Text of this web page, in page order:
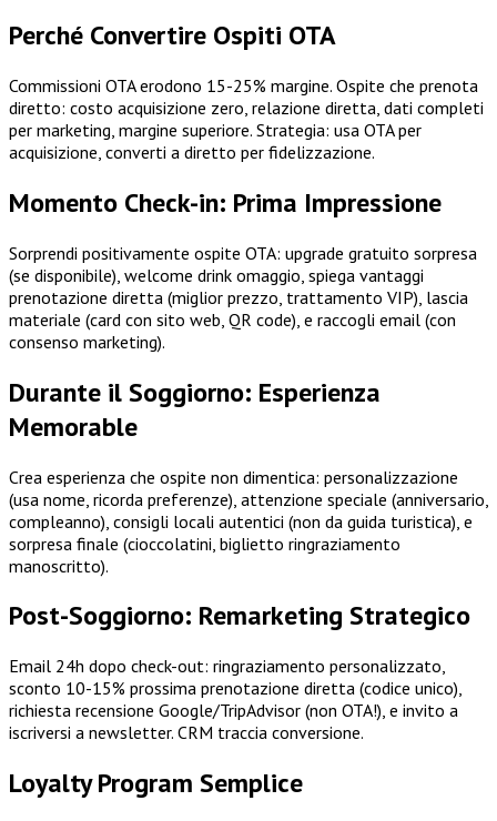
Perché Convertire Ospiti OTA
Commissioni OTA erodono 15-25% margine. Ospite che prenota
diretto: costo acquisizione zero, relazione diretta, dati completi
per marketing, margine superiore. Strategia: usa OTA per
acquisizione, converti a diretto per fidelizzazione.
Momento Check-in: Prima Impressione
Sorprendi positivamente ospite OTA: upgrade gratuito sorpresa
(se disponibile), welcome drink omaggio, spiega vantaggi
prenotazione diretta (miglior prezzo, trattamento VIP), lascia
materiale (card con sito web, QR code), e raccogli email (con
consenso marketing).
Durante il Soggiorno: Esperienza
Memorable
Crea esperienza che ospite non dimentica: personalizzazione
(usa nome, ricorda preferenze), attenzione speciale (anniversario,
compleanno), consigli locali autentici (non da guida turistica), e
sorpresa finale (cioccolatini, biglietto ringraziamento
manoscritto).
Post-Soggiorno: Remarketing Strategico
Email 24h dopo check-out: ringraziamento personalizzato,
sconto 10-15% prossima prenotazione diretta (codice unico),
richiesta recensione Google/TripAdvisor (non OTA!), e invito a
iscriversi a newsletter. CRM traccia conversione.
Loyalty Program Semplice